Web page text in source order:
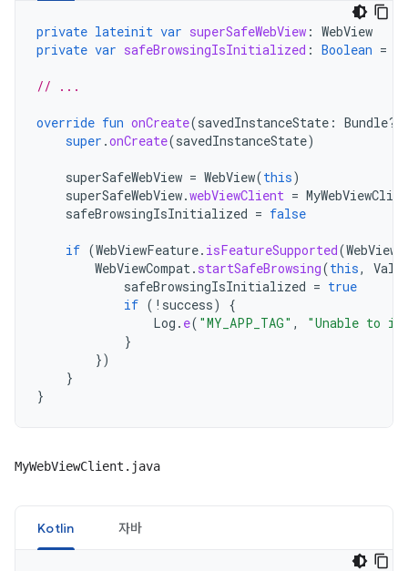
private lateinit var superSafeWebView : WebView
private var safeBrowsingIsInitialized : Boolean =
// ...
override fun onCreate(savedInstanceState : Bundle?)
super .onCreate(savedInstanceState)
superSafeWebView = WebView(this)
superSafeWebView.webViewClient =
safeBrowsingIsInitialized = false
if (WebViewFeature. isFeatureSupported(
WebViewCompat. startSafeBrowsing(this,
safeBrowsingIsInitialized = true
if ( ! success)
{
Log . e( "MY_APP_TAG" ,
"Unable to
}
})
}
}
MyWebViewClient.java
Kotlin 자바